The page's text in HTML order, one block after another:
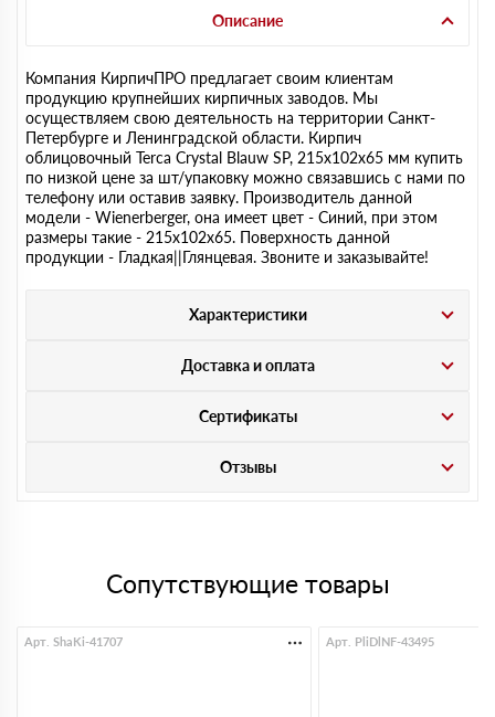
Описание
Компания КирпичПРО предлагает своим клиентам
продукцию крупнейших кирпичных заводов. Мы
осуществляем свою деятельность на территории Санкт-
Петербурге и Ленинградской области. Кирпич
облицовочный Terca Crystal Blauw SP, 215х102х65 мм купить
по низкой цене за шт/упаковку можно связавшись с нами по
телефону или оставив заявку. Производитель данной
модели - Wienerberger, она имеет цвет - Синий, при этом
размеры такие - 215х102х65. Поверхность данной
продукции - Гладкая||Глянцевая. Звоните и заказывайте!
Характеристики
Доставка и оплата
Сертификаты
Отзывы
Сопутствующие товары
Арт. ShaKi-41707 Арт. PliDlNF-43495